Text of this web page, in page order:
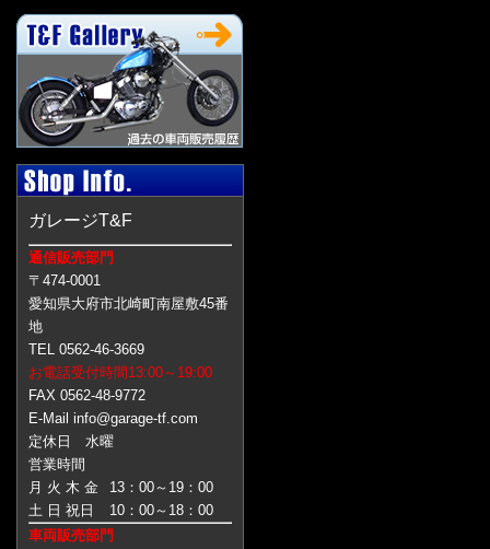
ガレージT&F
通信販売部門
〒474-0001
愛知県大府市北崎町南屋敷45番
地
TEL 0562-46-3669
お電話受付時間13:00～19:00
FAX 0562-48-9772
E-Mail info@garage-tf.com
定休日 水曜
営業時間
月 火 木 金
13：00～19：00
土 日 祝日
10：00～18：00
車両販売部門